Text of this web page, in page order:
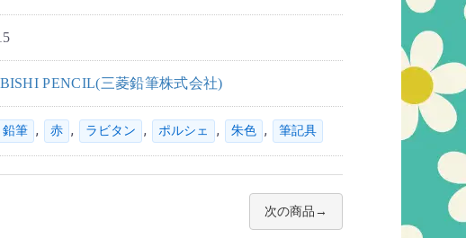
PENCIL(三菱鉛筆株式会社)
鉛筆 , 赤 , ラビタン , ポルシェ , 朱色 , 筆記具
次の商品